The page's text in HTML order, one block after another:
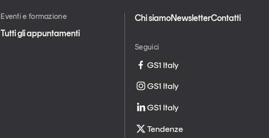
Eventi e formazione
Tutti gli appuntamenti
Chi siamoNewsletterContatti
Seguici
GS1 Italy
GS1 Italy
GS1 Italy
Tendenze